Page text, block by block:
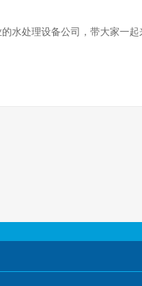
水处理设备公司，带大家一起